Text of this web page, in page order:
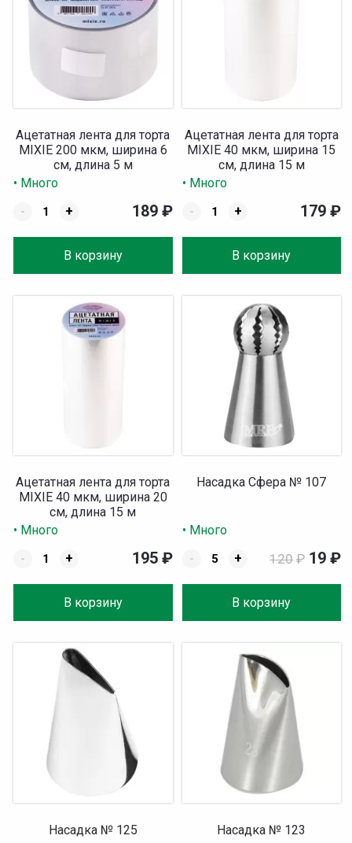
Ацетатная лента для торта
MIXIE 200 мкм, ширина 6
см, длина 5 м
• Много
-
+
В корзину
189 ₽
Ацетатная лента для торта
MIXIE 40 мкм, ширина 15
см, длина 15 м
• Много
-
+
В корзину
179 ₽
Ацетатная лента для торта
MIXIE 40 мкм, ширина 20
см, длина 15 м
• Много
-
+
В корзину
195 ₽
Насадка Сфера № 107
• Много
-
+
В корзину
120 ₽ 19 ₽
Насадка № 125 Насадка № 123